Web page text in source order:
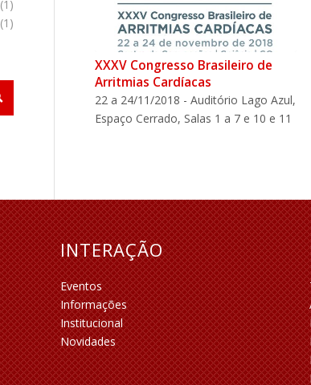
XXXV Congresso Brasileiro de
Arritmias Cardíacas
22 a 24/11/2018 - Auditório Lago Azul,
Espaço Cerrado, Salas 1 a 7 e 10 e 11
(1)
(1)
INTERAÇÃO
Eventos
Informações
Institucional
Novidades